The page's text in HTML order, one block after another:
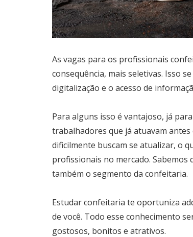
As vagas para os profissionais
consequência, mais seletivas. Isso
digitalização e o acesso de
Para alguns isso é vantajoso, já
trabalhadores que já atuavam
dificilmente buscam se atualizar, o
profissionais no mercado.
também o segmento da confeitaria.
Estudar confeitaria te oportuniza
de você. Todo esse conhecimento
gostosos, bonitos e atrativos.